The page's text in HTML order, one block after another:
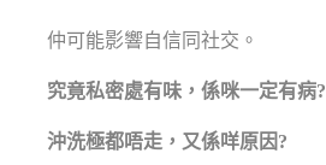
仲可能影響自信同社交。
究竟私密處有味，係咪一定有病?
沖洗極都唔走，又係咩原因?